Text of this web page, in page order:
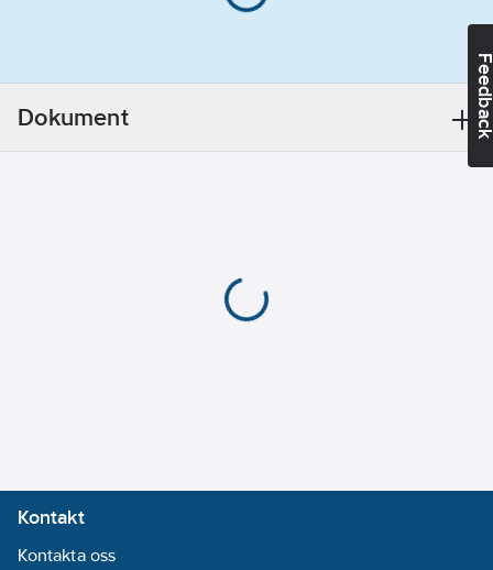
Vridbar pip:
Dokument
Kontakt
Kontakta oss